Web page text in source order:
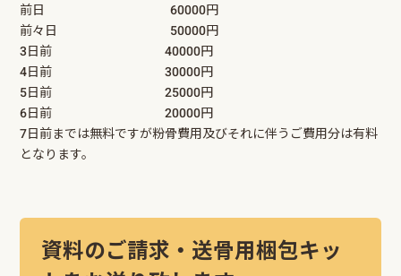
前日 60000円
前々日 50000円
3日前 40000円
4日前 30000円
5日前 25000円
6日前 20000円
7日前までは無料ですが粉骨費用及びそれに伴うご費用分は有料
となります。
資料のご請求・送骨用梱包キッ